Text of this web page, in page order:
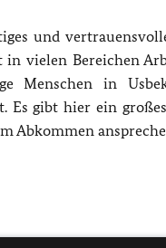
und
in vielen Bereichen
Menschen in
gibt hier ein
Abkommen